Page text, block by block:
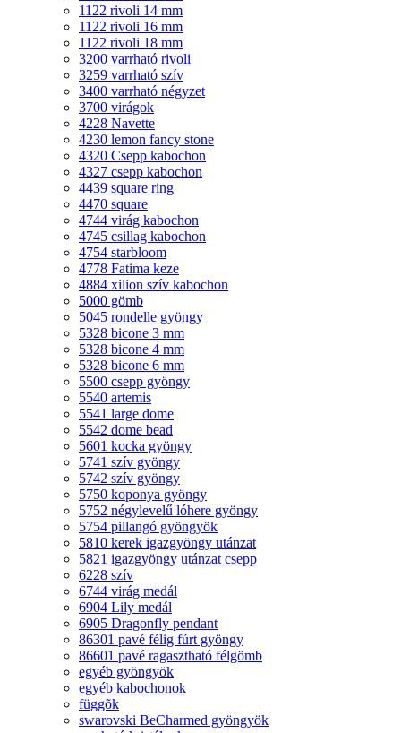
1122 rivoli 14 mm
1122 rivoli 16 mm
1122 rivoli 18 mm
3200 varrható rivoli
3259 varrható szív
3400 varrható négyzet
3700 virágok
4228 Navette
4230 lemon fancy stone
4320 Csepp kabochon
4327 csepp kabochon
4439 square ring
4470 square
4744 virág kabochon
4745 csillag kabochon
4754 starbloom
4778 Fatima keze
4884 xilion szív kabochon
5000 gömb
5045 rondelle gyöngy
5328 bicone 3 mm
5328 bicone 4 mm
5328 bicone 6 mm
5500 csepp gyöngy
5540 artemis
5541 large dome
5542 dome bead
5601 kocka gyöngy
5741 szív gyöngy
5742 szív gyöngy
5750 koponya gyöngy
5752 négylevelű lóhere gyöngy
5754 pillangó gyöngyök
5810 kerek igazgyöngy utánzat
5821 igazgyöngy utánzat csepp
6228 szív
6744 virág medál
6904 Lily medál
6905 Dragonfly pendant
86301 pavé félig fúrt gyöngy
86601 pavé ragasztható félgömb
egyéb gyöngyök
egyéb kabochonok
függõk
swarovski BeCharmed gyöngyök